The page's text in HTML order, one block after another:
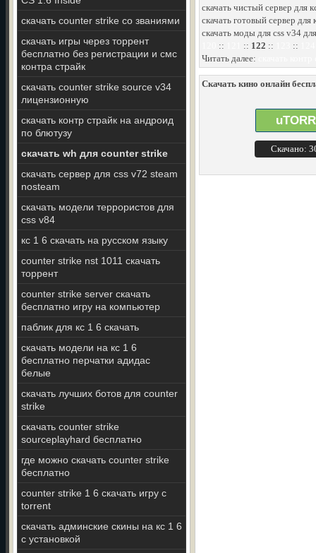
скачать counter strike со званиями
скачать игры через торрент
бесплатно без регистрации и смс
контра страйк
скачать counter strike source v34
лицензионную
скачать контр страйк на андроид
по блютузу
скачать wh для counter strike
скачать сервер для css v72 steam
nosteam
скачать модели террористов для
css v84
кс 1 6 скачать на русском языку
counter strike nst 1011 скачать
торрент
counter strike server скачать
бесплатно игру на компьютер
паблик для кс 1 6 скачать
скачать модели на кс 1 6
бесплатно перчатки адидас
белые
скачать лучших ботов для counter
strike
скачать counter strike
sourceplayhard бесплатно
где можно скачать counter strike
бесплатно
counter strike 1 6 скачать игру с
torrent
скачать админские скины на кс 1 6
с установкой
скачать чистый сервер для
скачать готовый сервер для
скачать моды для css v34
:: :: 122 :: ::
Читать далее:
Скачать кино онлайн
Скачано: